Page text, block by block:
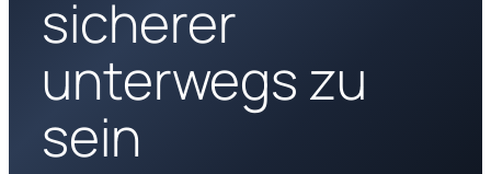
sicherer
unterwegs zu
sein